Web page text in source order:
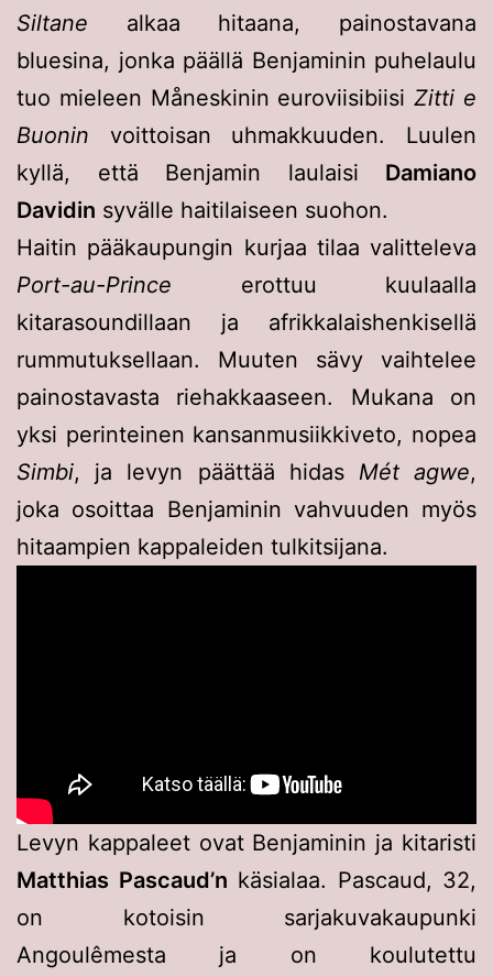
Siltane alkaa hitaana, painostavana
bluesina, jonka päällä Benjaminin puhelaulu
tuo mieleen Måneskinin euroviisibiisiZitti e
Buonin voittoisan uhmakkuuden. Luulen
kyllä, että Benjamin laulaisi Damiano
Davidin syvälle haitilaiseen suohon.
Haitin pääkaupungin kurjaa tilaa valitteleva
Port-au-Prince erottuu kuulaalla
kitarasoundillaan ja afrikkalaishenkisellä
rummutuksellaan. Muuten sävy vaihtelee
painostavasta riehakkaaseen. Mukana on
yksi perinteinen kansanmusiikkiveto, nopea
Simbi, ja levyn päättää hidas Mét agwe,
joka osoittaa Benjaminin vahvuuden myös
hitaampien kappaleiden tulkitsijana.
Levyn kappaleet ovat Benjaminin ja kitaristi
Matthias Pascaud’n käsialaa. Pascaud, 32,
on kotoisin sarjakuvakaupunki
Angoulêmesta ja on koulutettu